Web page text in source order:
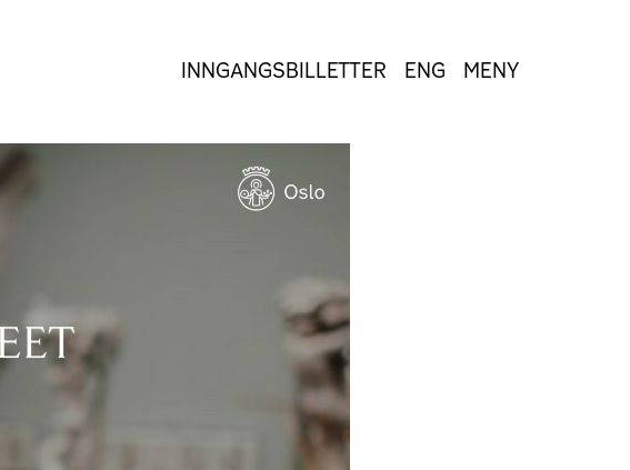
INNGANGSBILLETTER ENG MENY